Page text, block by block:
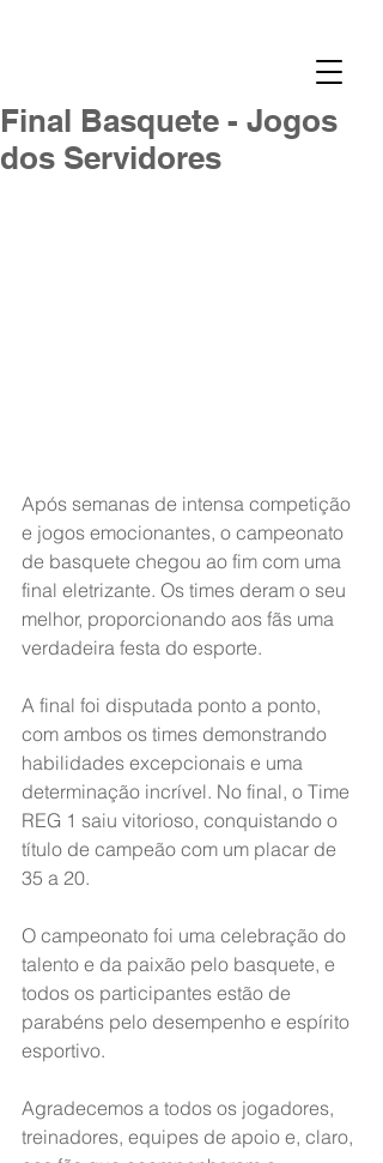
Final Basquete - Jogos
dos Servidores
Após semanas de intensa competição
e jogos emocionantes, o campeonato
de basquete chegou ao fim com uma
final eletrizante. Os times deram o seu
melhor, proporcionando aos fãs uma
verdadeira festa do esporte.
A final foi disputada ponto a ponto,
com ambos os times demonstrando
habilidades excepcionais e uma
determinação incrível. No final, o Time
REG 1 saiu vitorioso, conquistando o
título de campeão com um placar de
35 a 20.
O campeonato foi uma celebração do
talento e da paixão pelo basquete, e
todos os participantes estão de
parabéns pelo desempenho e espírito
esportivo.
Agradecemos a todos os jogadores,
treinadores, equipes de apoio e, claro,